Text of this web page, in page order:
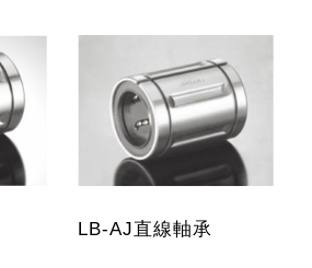
LB-AJ直線軸承